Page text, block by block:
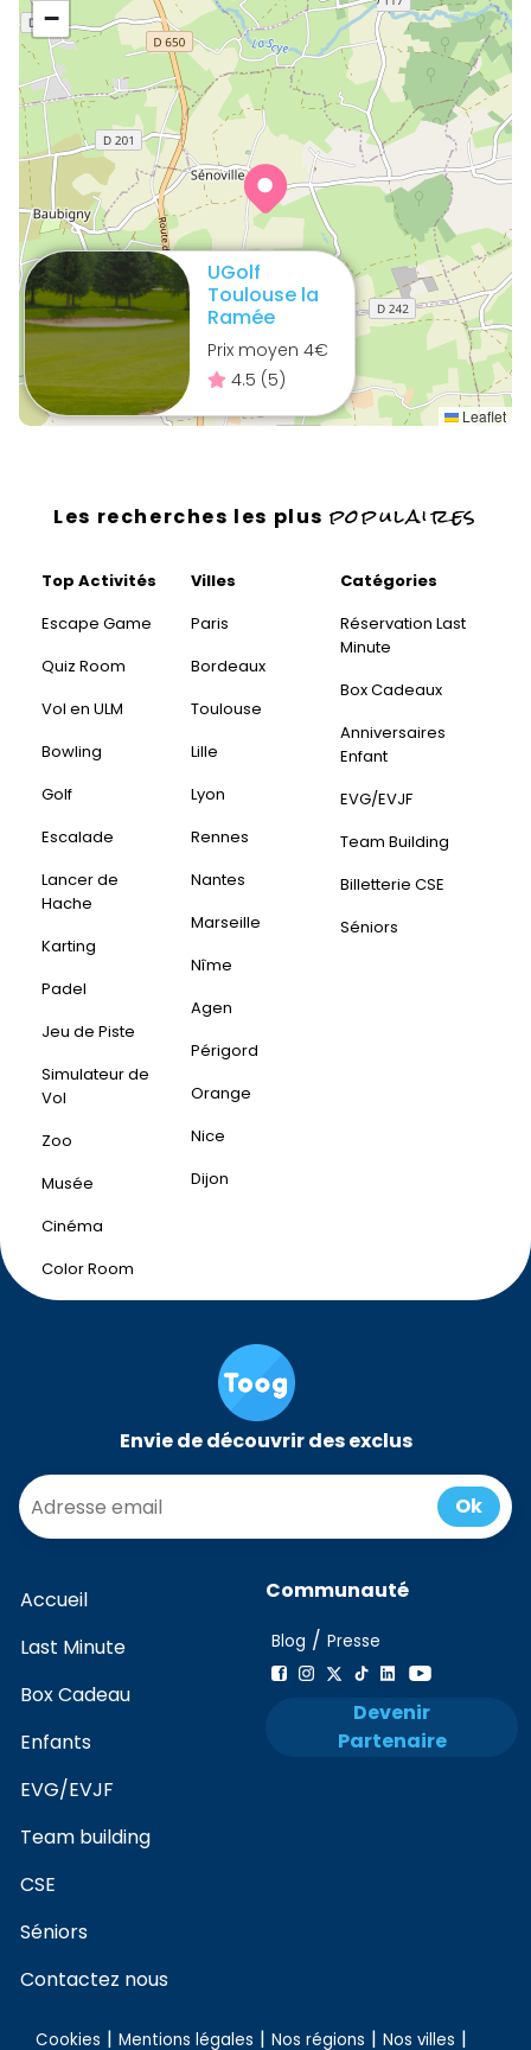
−
Leaflet
UGolf
Toulouse la
Ramée
Prix moyen 4€
4.5 (5)
Les recherches les plus populaires
Top Activités
Escape Game
Quiz Room
Vol en ULM
Bowling
Golf
Escalade
Lancer de
Hache
Karting
Padel
Jeu de Piste
Simulateur de
Vol
Zoo
Musée
Cinéma
Color Room
Villes
Paris
Bordeaux
Toulouse
Lille
Lyon
Rennes
Nantes
Marseille
Nîme
Agen
Périgord
Orange
Nice
Dijon
Catégories
Réservation Last
Minute
Box Cadeaux
Anniversaires
Enfant
EVG/EVJF
Team Building
Billetterie CSE
Séniors
Envie de découvrir des exclus
Ok
Accueil
Last Minute
Box Cadeau
Enfants
EVG/EVJF
Team building
CSE
Séniors
Contactez nous
Communauté
Blog / Presse
Devenir
Partenaire
Cookies | Mentions légales | Nos régions | Nos villes |